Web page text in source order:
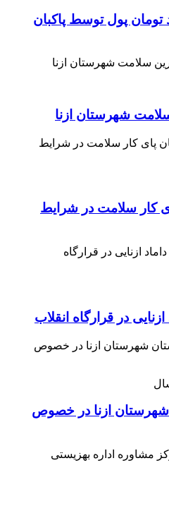
تومان پول توسط پاکبان
سلامت شهرستان ازنا
کار سلامت در شرایط
در قرارگاه انقلاب
شهرستان ازنا در خصوص